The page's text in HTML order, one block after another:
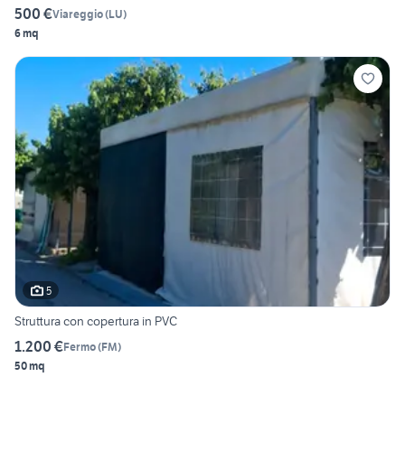
500 €Viareggio(LU)
6 mq
5
Struttura con copertura in PVC
1.200 €Fermo(FM)
50 mq